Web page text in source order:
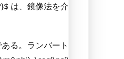
は、鏡像法を介
る。ランバート